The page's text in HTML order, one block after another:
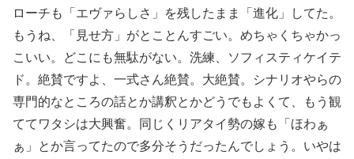
ローチも「エヴァらしさ」を残したまま「進化」してた。
もうね、「見せ方」がとことんすごい。めちゃくちゃかっ
こいい。どこにも無駄がない。洗練、ソフィスティケイテ
ド。絶賛ですよ、一式さん絶賛。大絶賛。シナリオやらの
専門的なところの話とか講釈とかどうでもよくて、もう観
ててワタシは大興奮。同じくリアタイ勢の嫁も「ほわぁ
ぁ」とか言ってたので多分そうだったんでしょう。いやは